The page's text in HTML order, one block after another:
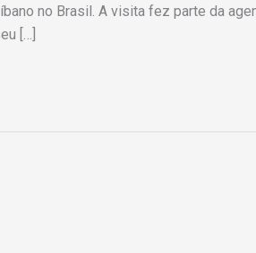
no Brasil. A visita fez parte da
[…]